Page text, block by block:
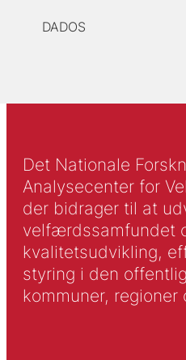
DADOS
Det Nationale
Analysecenter for
der bidrager til at
velfærdssamfundet
kvalitetsudvikling,
styring i den
kommuner, regioner